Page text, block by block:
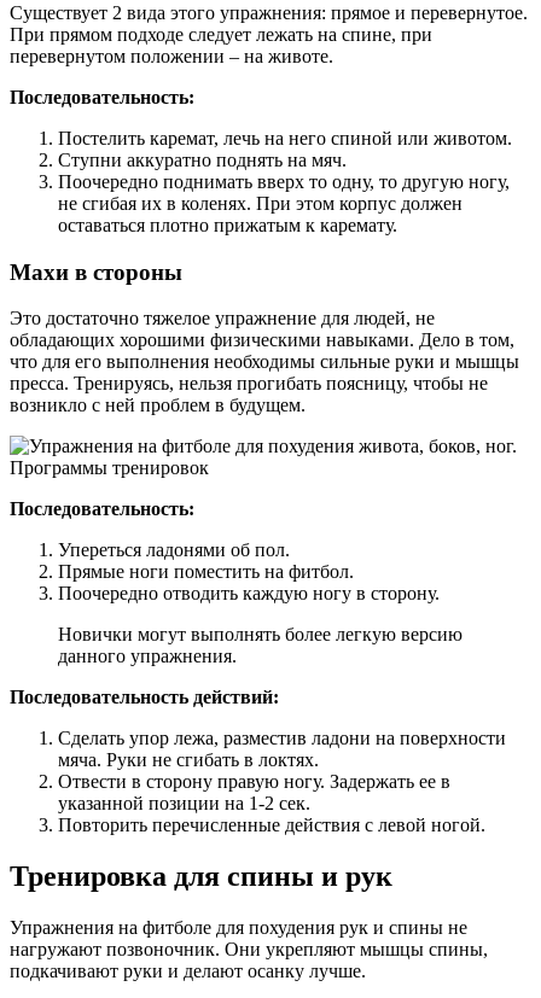
Существует 2 вида этого упражнения: прямое и перевернутое.
При прямом подходе следует лежать на спине, при
перевернутом положении – на животе.
Последовательность:
Постелить каремат, лечь на него спиной или животом.
Ступни аккуратно поднять на мяч.
Поочередно поднимать вверх то одну, то другую ногу,
не сгибая их в коленях. При этом корпус должен
оставаться плотно прижатым к каремату.
Махи в стороны
Это достаточно тяжелое упражнение для людей, не
обладающих хорошими физическими навыками. Дело в том,
что для его выполнения необходимы сильные руки и мышцы
пресса. Тренируясь, нельзя прогибать поясницу, чтобы не
возникло с ней проблем в будущем.
Последовательность:
Упереться ладонями об пол.
Прямые ноги поместить на фитбол.
Поочередно отводить каждую ногу в сторону.
Новички могут выполнять более легкую версию
данного упражнения.
Последовательность действий:
Сделать упор лежа, разместив ладони на поверхности
мяча. Руки не сгибать в локтях.
Отвести в сторону правую ногу. Задержать ее в
указанной позиции на 1-2 сек.
Повторить перечисленные действия с левой ногой.
Тренировка для спины и рук
Упражнения на фитболе для похудения рук и спины не
нагружают позвоночник. Они укрепляют мышцы спины,
подкачивают руки и делают осанку лучше.